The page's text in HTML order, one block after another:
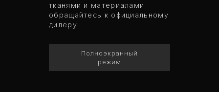
тканями и материалами
обращайтесь к официальному
дилеру.
Полноэкранный
режим